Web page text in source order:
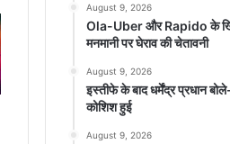
August 9, 2026
Ola-Uber और Rapido के
मनमानी पर घेराव की चेतावनी
August 9, 2026
इस्तीफे के बाद धर्मेंद्र प्रधान
कोशिश हुई
August 9, 2026